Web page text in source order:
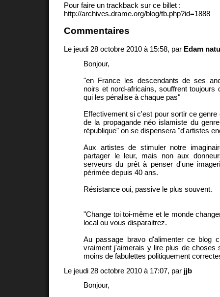
Pour faire un trackback sur ce billet :
http://archives.drame.org/blog/tb.php?id=1888
Commentaires
Le jeudi 28 octobre 2010 à 15:58, par Edam
Bonjour,
"en France les descendants de ses
noirs et nord-africains, souffrent toujours
qui les pénalise à chaque pas"
Effectivement si c'est pour sortir ce genre
de la propagande néo islamiste du
république" on se dispensera "d'artistes
Aux artistes de stimuler notre
partager le leur, mais non aux
serveurs du prêt à penser d'une
périmée depuis 40 ans.
Résistance oui, passive le plus souvent.
"Change toi toi-même et le monde
local ou vous disparaitrez.
Au passage bravo d'alimenter ce blog
vraiment j'aimerais y lire plus de choses
moins de fabulettes politiquement
Le jeudi 28 octobre 2010 à 17:07, par jjb
Bonjour,